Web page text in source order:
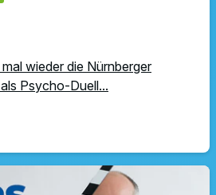
wieder die Nürnberger
Psycho-Duell...